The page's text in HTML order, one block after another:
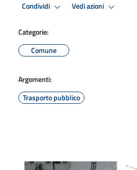
Condividi Vedi azioni
Categorie:
Comune
Argomenti:
Trasporto pubblico